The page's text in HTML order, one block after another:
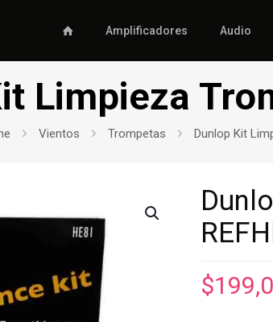
Amplificadores Audio
Limpieza
Vientos Trompetas Dunlop Kit
$